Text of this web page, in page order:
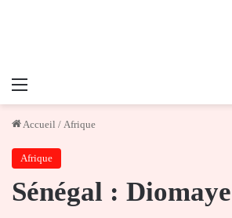
Menu
Accueil / Afrique
Afrique
Sénégal :